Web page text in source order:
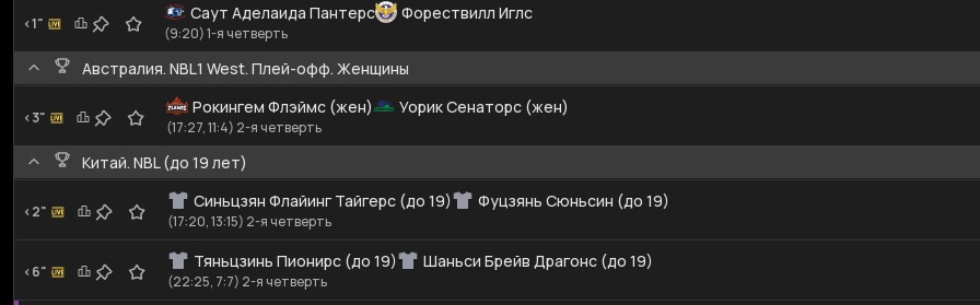
<1"
Саут Аделаида Пантерс Форествилл Иглс
(9:20) 1-я четверть
Австралия. NBL1 West. Плей-офф. Женщины
<3"
Рокингем Флэймс (жен) Уорик Сенаторс (жен)
(17:27, 11:4) 2-я четверть
Китай. NBL (до 19 лет)
<2"
Синьцзян Флайинг Тайгерс (до 19) Фуцзянь Сюньсин (до 19)
(17:20, 13:15) 2-я четверть
<6"
Тяньцзинь Пионирс (до 19) Шаньси Брейв Драгонс (до 19)
(22:25, 7:7) 2-я четверть